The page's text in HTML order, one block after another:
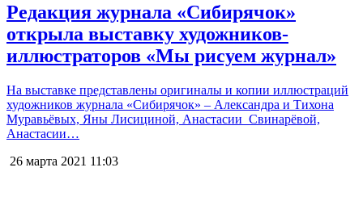
Редакция журнала «Сибирячок»
открыла выставку художников-
иллюстраторов «Мы рисуем журнал»
На выставке представлены оригиналы и копии иллюстраций
художников журнала «Сибирячок» – Александра и Тихона
Муравьёвых, Яны Лисициной, Анастасии Свинарёвой,
Анастасии…
26 марта 2021 11:03